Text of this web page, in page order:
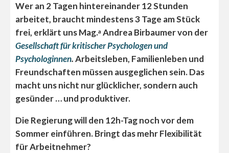
Wer an 2 Tagen hintereinander 12 Stunden
arbeitet, braucht mindestens 3 Tage am Stück
frei, erklärt uns Mag.a Andrea Birbaumer von der
Gesellschaft für kritischer Psychologen und
Psychologinnen.Arbeitsleben, Familienleben und
Freundschaften müssen ausgeglichen sein. Das
macht uns nicht nur glücklicher, sondern auch
gesünder … und produktiver.
Die Regierung will den 12h-Tag noch vor dem
Sommer einführen. Bringt das mehr Flexibilität
für Arbeitnehmer?